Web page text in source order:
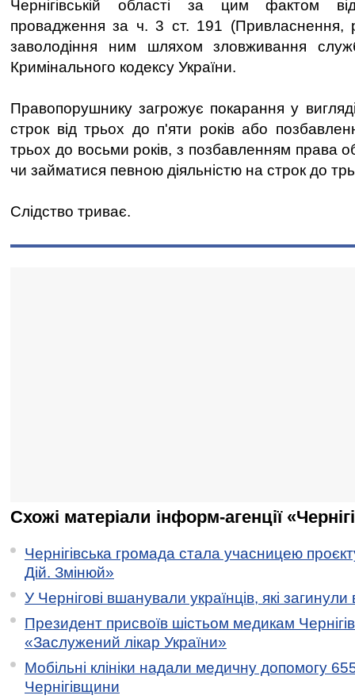
Чернігівській області за цим фактом
провадження за ч. 3 ст. 191 (Привласнення,
заволодіння ним шляхом зловживання
Кримінального кодексу України.
Правопорушнику загрожує покарання у
строк від трьох до п'яти років або
трьох до восьми років, з позбавленням права
чи займатися певною діяльністю на строк до
Слідство триває.
Схожі матеріали інформ-агенції
Чернігівська громада стала учасницею
Дій. Змінюй»
У Чернігові вшанували українців, які загинули
Президент присвоїв шістьом медикам
«Заслужений лікар України»
Мобільні клініки надали медичну допомогу
Чернігівщини